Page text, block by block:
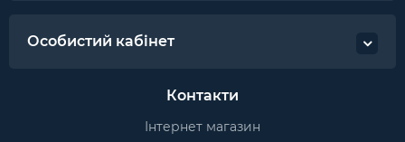
Особистий кабінет
Контакти
Інтернет магазин